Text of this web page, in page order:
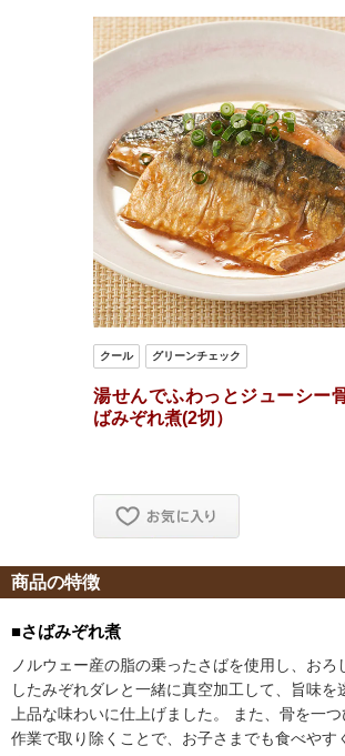
商品の特徴
■さばみぞれ煮
ノルウェー産の脂の乗ったさばを使用し、おろ
したみぞれダレと一緒に真空加工して、旨味を
上品な味わいに仕上げました。 また、骨を一
作業で取り除くことで、お子さまでも食べやす